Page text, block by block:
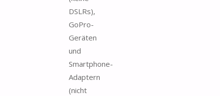
DSLRs),
GoPro-
Geräten
und
Smartphone-
Adaptern
(nicht